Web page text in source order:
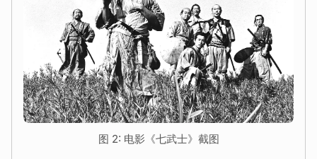
图 2: 电影《七武士》截图